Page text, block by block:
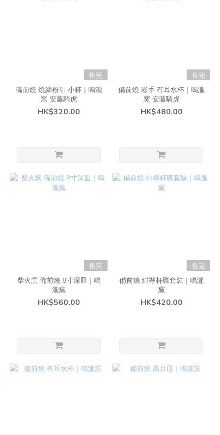
售完
備前燒 燒締粉引 小杯｜鳴瀧
窯 安藤騎虎
HK$320.00
售完
備前燒 彩手 有耳水杯｜鳴瀧
窯 安藤騎虎
HK$480.00
售完
柴火窯 備前燒 8寸深皿｜鳴
瀧窯
HK$560.00
售完
備前燒 緋襷杯碟套裝｜鳴瀧
窯
HK$420.00